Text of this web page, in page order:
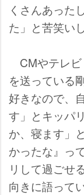
くさんあった
た」と苦笑いし
CMやテレビ
を送っている
好きなので、
す」とキッパ
か、寝ます」
かったな』っ
リして過ごせ
向きに語ってい